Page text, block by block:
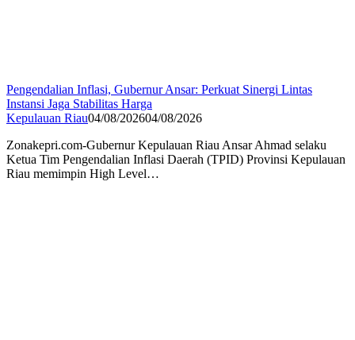
Pengendalian Inflasi, Gubernur Ansar: Perkuat Sinergi Lintas
Instansi Jaga Stabilitas Harga
Kepulauan Riau04/08/202604/08/2026
Zonakepri.com-Gubernur Kepulauan Riau Ansar Ahmad selaku
Ketua Tim Pengendalian Inflasi Daerah (TPID) Provinsi Kepulauan
Riau memimpin High Level…